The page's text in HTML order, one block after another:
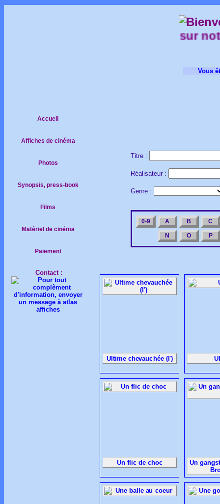
sur
Vous
Accueil
Affiches de cinéma
Photos
Synopsis, press-book
Films
Matériel de cinéma
Paiement
Contact :
Titre :
Réalisateur :
Genre :
0-9 A B C
N O P
Ultime chevauchée (l')
Un flic de choc
Un